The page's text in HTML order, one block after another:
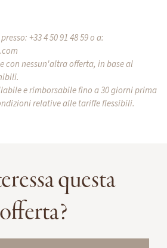
+33 4 50 91 48 59o a:
con nessun'altra offerta, in base al
e rimborsabile fino a 30 giorni prima
relative alle tariffe flessibili.
questa
offerta?